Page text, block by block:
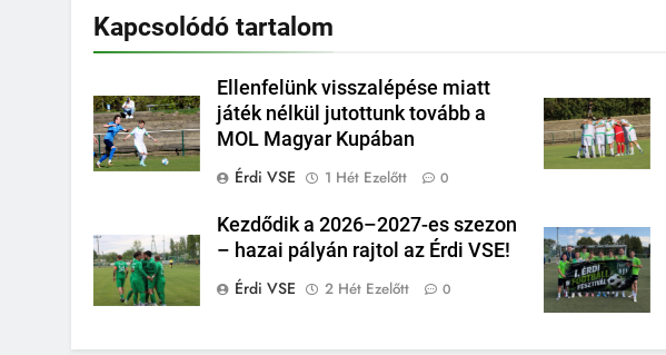
Kapcsolódó tartalom
Ellenfelünk visszalépése miatt
játék nélkül jutottunk tovább a
MOL Magyar Kupában
Érdi VSE
1 Hét Ezelőtt 0
Kezdődik a 2026–2027-es szezon
– hazai pályán rajtol az Érdi VSE!
Érdi VSE
2 Hét Ezelőtt 0